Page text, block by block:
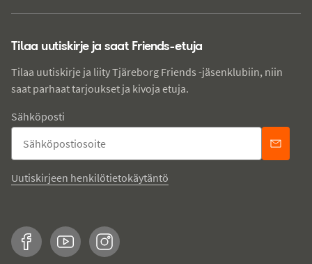
Tilaa uutiskirje ja saat Friends-etuja
Tilaa uutiskirje ja liity Tjäreborg Friends -jäsenklubiin, niin
saat parhaat tarjoukset ja kivoja etuja.
Sähköposti
Uutiskirjeen henkilötietokäytäntö
FacebookYouTubeInstagram